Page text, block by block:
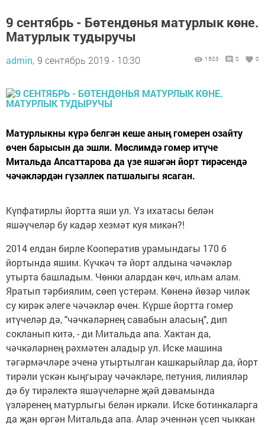
9 сентябрь - Бөтендөнья матурлык көне.
Матурлык тудыручы
admin, 9 сентябрь 2019 - 10:30 1503 0 0
Матурлыкны күрә белгән кеше аның гомерен озайту
өчен барысын да эшли. Мөслимдә гомер итүче
Митальда Апсаттарова да үзе яшәгән йорт тирәсендә
чәчәкләрдән гүзәллек патшалыгы ясаган.
Күпфатирлы йортта яши ул. Үз ихатасы белән
яшәүчеләр бу кадәр хезмәт куя микән?!
2014 елдан бирле Кооператив урамындагы 170 б
йортында яшим. Күчкәч тә йорт алдына чәчәкләр
утырта башладым. Чөнки алардан көч, илһам алам.
Яратып тәрбиялим, сөеп үстерәм. Көненә йөзәр чиләк
су кирәк әлеге чәчәкләр өчен. Күрше йортта гомер
итүчеләр дә, "чәчкәләрнең савабын аласың", дип
сокланып китә, - ди Митальда апа. Хактан да,
чәчкәләрнең рәхмәтен аладыр ул. Иске машина
тәгәрмәчләре эченә утыртылган кашкарыйлар да, йорт
тирәли үскән кыңгырау чәчәкләре, петуния, лилияләр
дә бу тирәлектә яшәүчеләрне җәй дәвамында
үзләренең матурлыгы белән иркәли. Иске ботинкаларга
да җан өргән Митальда апа. Алар эченнән үсеп чыккан